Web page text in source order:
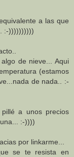
a las que
:-))))))))))
de nieve... Aqui
(estamos
de nada.. :-
a unos precios
:-))))
por linkarme...
se te resista en